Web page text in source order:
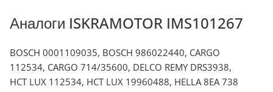
Аналоги ISKRAMOTOR IMS101267
BOSCH 0001109035, BOSCH 986022440, CARGO
112534, CARGO 714/35600, DELCO REMY DRS3938,
HCT LUX 112534, HCT LUX 19960488, HELLA 8EA 738